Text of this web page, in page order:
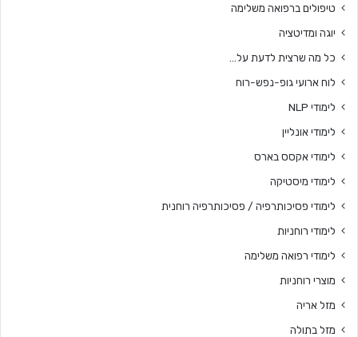
טיפולים ברפואה משלימה
יוגה ומדיטציה
כל מה שרצית לדעת על…
לוח ארועי גופ-נפש-רוח
לימודי NLP
לימודי אונליין
לימודי אקסס בארס
לימודי מיסטיקה
לימודי פסיכותרפיה / פסיכותרפיה רוחנית
לימודי רוחניות
לימודי רפואה משלימה
מוצרי רוחניות
מזל אריה
מזל בתולה